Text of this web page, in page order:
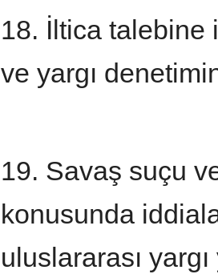
18. İltica talebine
ve yargı
19. Savaş suçu
konusunda
uluslararası